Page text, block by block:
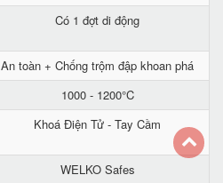
Có 1 đợt di động
An toàn + Chống trộm đập khoan phá
1000 - 1200°C
Khoá Điện Tử - Tay Cầm
WELKO Safes